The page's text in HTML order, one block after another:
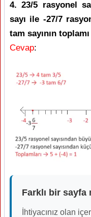
4. 23/5 rasyonel
sayı ile -27/7
tam sayının
Cevap:
Farklı bir sayfa
İhtiyacınız olan